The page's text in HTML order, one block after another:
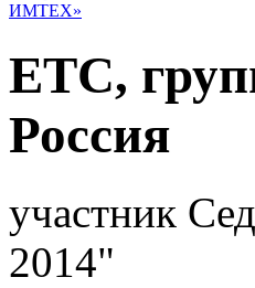
ЕТС,
Россия
участник
2014"